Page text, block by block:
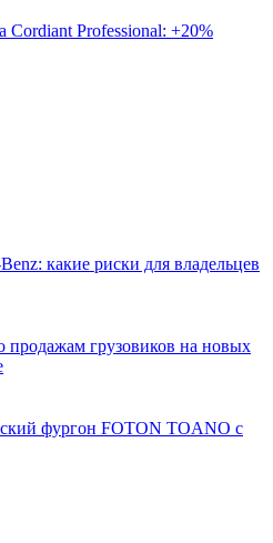
Cordiant Professional: +20%
какие риски для владельцев
грузовиков на новых
фургон FOTON TOANO с